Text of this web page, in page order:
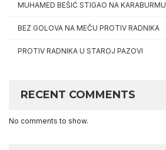
MUHAMED BEŠIĆ STIGAO NA KARABURMU
BEZ GOLOVA NA MEČU PROTIV RADNIKA
PROTIV RADNIKA U STAROJ PAZOVI
RECENT COMMENTS
No comments to show.